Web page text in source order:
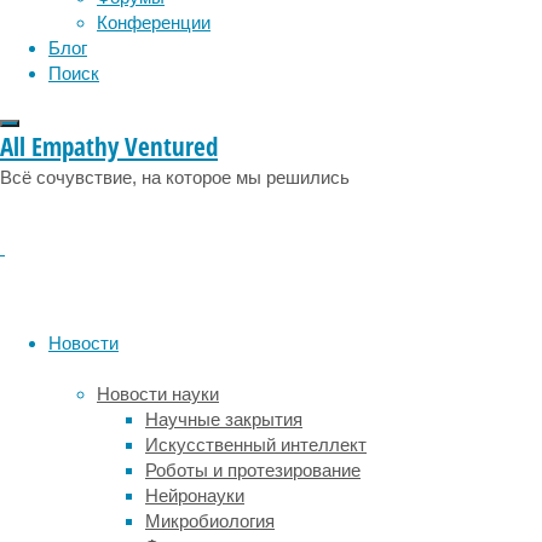
Конференции
Блог
Поиск
All Empathy Ventured
Всё сочувствие, на которое мы решились
Новости
Новости науки
Научные закрытия
Искусственный интеллект
Роботы и протезирование
Нейронауки
Микробиология
должны
дозы,
иначе
не
потреблять
более
трех
миллиграммов
кофеина
на